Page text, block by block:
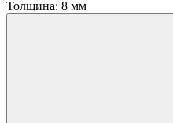
Толщина: 8 мм